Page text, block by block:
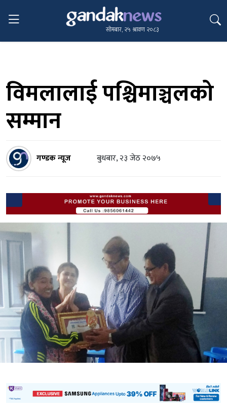
सोमबार, २५ श्रावण २०८३
विमलालाई पश्चिमाञ्चलको
सम्मान
गण्डक न्यूज बुधबार, २३ जेठ २०७५